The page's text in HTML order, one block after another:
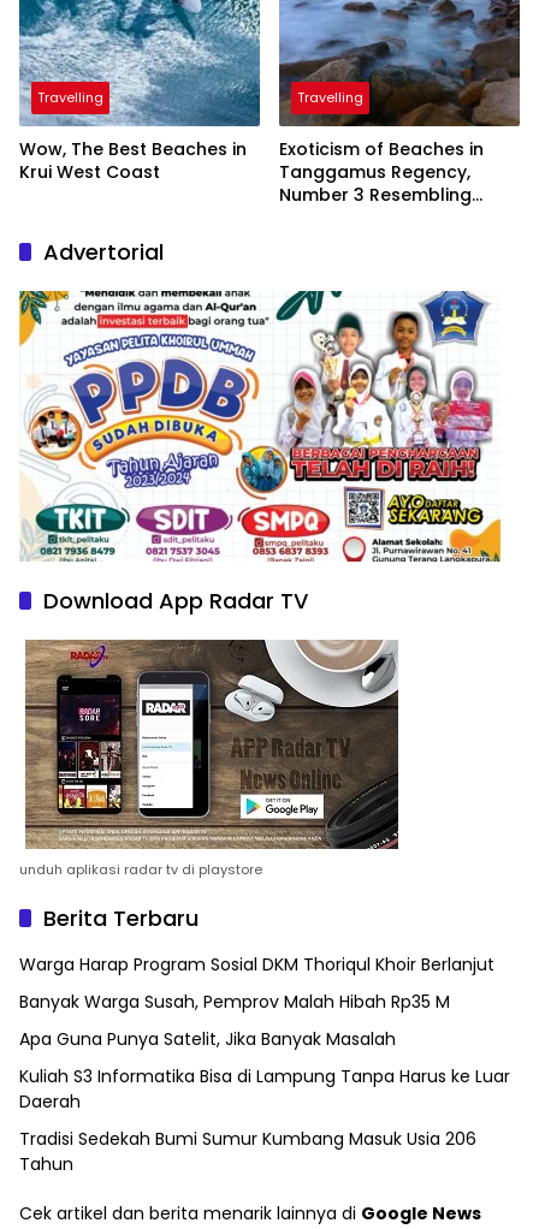
Travelling
Wow, The Best Beaches in
Krui West Coast
Travelling
Exoticism of Beaches in
Tanggamus Regency,
Number 3 Resembling
Advertorial
Download App Radar TV
unduh aplikasi radar tv di playstore
Berita Terbaru
Warga Harap Program Sosial DKM Thoriqul Khoir Berlanjut
Banyak Warga Susah, Pemprov Malah Hibah Rp35 M
Apa Guna Punya Satelit, Jika Banyak Masalah
Kuliah S3 Informatika Bisa di Lampung Tanpa Harus ke Luar
Daerah
Tradisi Sedekah Bumi Sumur Kumbang Masuk Usia 206
Tahun
Cek artikel dan berita menarik lainnya di Google News